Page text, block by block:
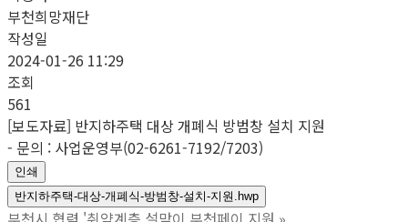
부천희망재단
작성일
2024-01-26 11:29
조회
561
[보도자료] 반지하주택 대상 개폐식 방범창 설치 지원
- 문의 : 사업운영부(02-6261-7192/7203)
인쇄
반지하주택-대상-개폐식-방범창-설치-지원.hwp